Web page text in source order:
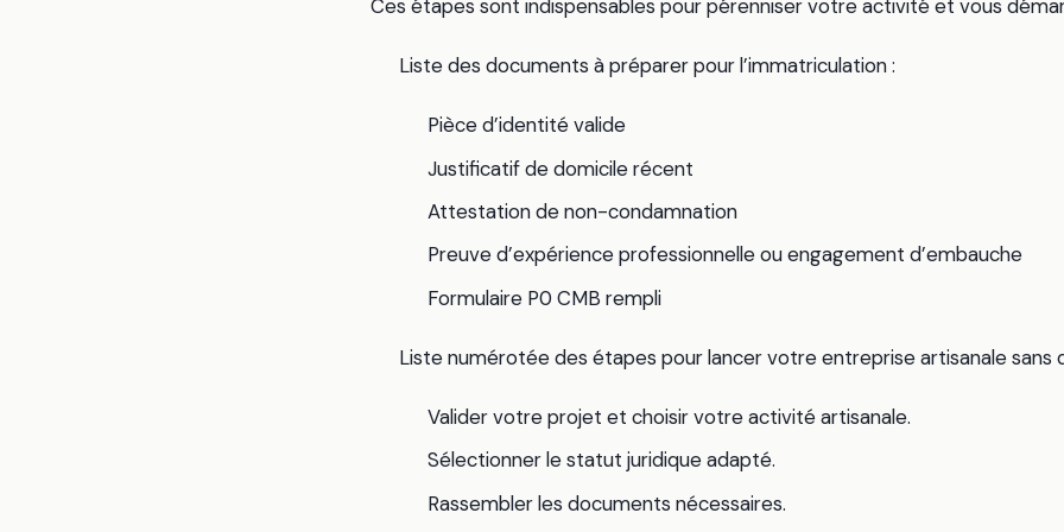
Ces étapes sont indispensables pour pérenniser votre activité et vous
Liste des documents à préparer pour l’immatriculation :
Pièce d’identité valide
Justificatif de domicile récent
Attestation de non-condamnation
Preuve d’expérience professionnelle ou engagement d’embauche
Formulaire P0 CMB rempli
Liste numérotée des étapes pour lancer votre entreprise artisanale sans
Valider votre projet et choisir votre activité artisanale.
Sélectionner le statut juridique adapté.
Rassembler les documents nécessaires.